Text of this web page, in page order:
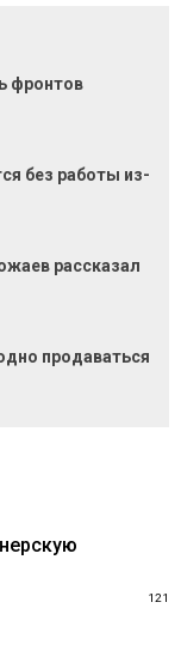
фронтов
без работы из-
рассказал
продаваться
121